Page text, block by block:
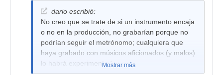
dario escribió:
No creo que se trate de si un instrumento encaja
o no en la producción, no grabarían porque no
podrían seguir el metrónomo; cualquiera que
haya grabado con músicos aficionados (y malos)
lo habrá experimentado.Mostrar más